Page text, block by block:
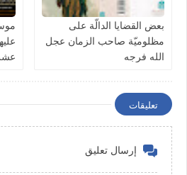
بعض القضايا الدالّة على
مظلوميّة صاحب الزمان عجل
الله فرجه
تعليقات
إرسال تعليق